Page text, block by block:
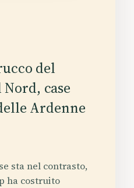
del
case
Ardenne
sta nel contrasto,
ha costruito